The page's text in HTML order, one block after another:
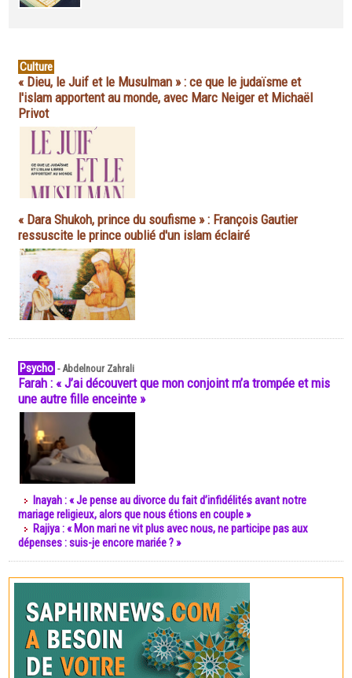
Culture
« Dieu, le Juif et le Musulman » : ce que le judaïsme et
l'islam apportent au monde, avec Marc Neiger et Michaël
Privot
« Dara Shukoh, prince du soufisme » : François Gautier
ressuscite le prince oublié d'un islam éclairé
Psycho -Abdelnour Zahrali
Farah : « J’ai découvert que mon conjoint m’a trompée et mis
une autre fille enceinte »
Inayah : « Je pense au divorce du fait d’infidélités avant notre
mariage religieux, alors que nous étions en couple »
Rajiya : « Mon mari ne vit plus avec nous, ne participe pas aux
dépenses : suis-je encore mariée ? »